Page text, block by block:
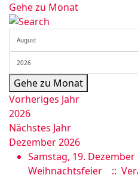
Gehe zu Monat
Gehe zu Monat
Vorheriges Jahr
2026
Nächstes Jahr
Dezember 2026
Samstag, 19. Dezember
Weihnachtsfeier
::